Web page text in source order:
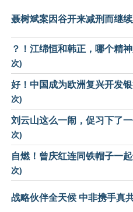
聂树斌案因谷开来减刑而继
？！江绵恒和韩正，哪个精
次)
好！中国成为欧洲复兴开发
次)
刘云山这么一闹，促习下了
次)
自燃！曾庆红连同铁帽子一
次)
战略伙伴全天候 中非携手真